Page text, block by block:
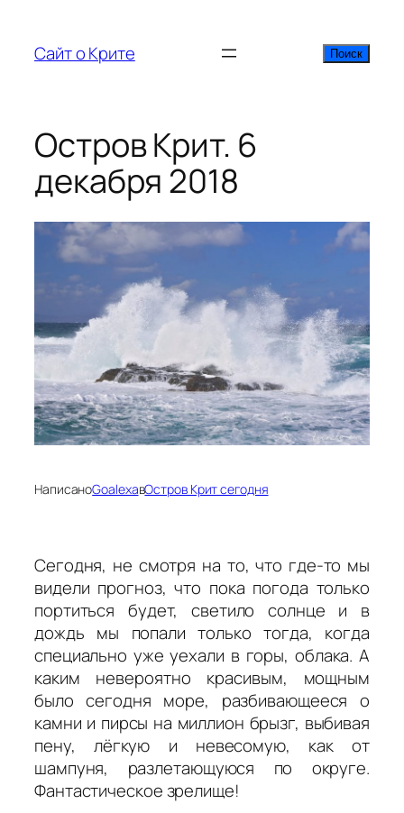
содержимому
Сайт о Крите Поиск
Поиск
Остров Крит. 6
декабря 2018
НаписаноGoalexaвОстров Крит сегодня
Сегодня, не смотря на то, что где-то мы
видели прогноз, что пока погода только
портиться будет, светило солнце и в
дождь мы попали только тогда, когда
специально уже уехали в горы, облака. А
каким невероятно красивым, мощным
было сегодня море, разбивающееся о
камни и пирсы на миллион брызг, выбивая
пену, лёгкую и невесомую, как от
шампуня, разлетающуюся по округе.
Фантастическое зрелище!